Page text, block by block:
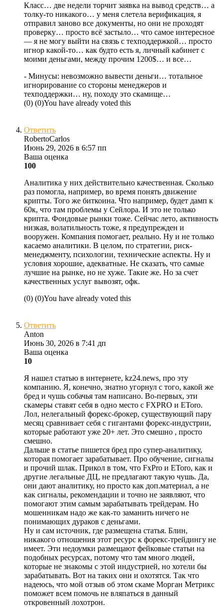
Класс… две недели торчит заявка на вывод средств… а
толку-то никакого… у меня слетела верификация, я
отправил заново все документы, но они не проходят
проверку… просто всё застыло… что самое интересное
— я не могу выйти на связь с техподдержкой… просто
игнор какой-то… как будто есть я, личный кабинет с
моими деньгами, между прочим 1200$… и все…
- Минусы: невозможно вывести деньги… тотальное
игнорирование со стороны менеджеров и
техподдержки… ну, походу это скамище…
(0) (0)You have already voted this
Ответить
RobertoCarlos
Июнь 29, 2026 в 6:57 пп
Ваша оценка
100
Аналитика у них действительно качественная. Сколько
раз помогла, например, во время понять движение
крипты. Того же биткоина. Что например, будет дамп к
60к, что там проблемы у Сейлора. И это не только
крипта. Фондовые рынки тоже. Сейчас лето, активность
низкая, волатильность тоже, я предупрежден и
вооружен. Компания помогает, реально. Ну и не только
касаемо аналитики. В целом, по стратегии, риск-
менеджменту, психологии, технические аспекты. Ну и
условия хорошие, адекватные. Не сказать, что самые
лучшие на рынке, но не хуже. Такие же. Но за счет
качественных услуг вывозят, офк.
(0) (0)You have already voted this
Ответить
Anton
Июнь 30, 2026 в 7:41 дп
Ваша оценка
10
Я нашел статью в интернете, kz24.news, про эту
компанию. Я, конечно, знатно угорнул с того, какой же
бред и чушь собачья там написано. Во-первых, эти
скамеры ставят себя в одно место с FXPRO и EToro.
Лол, нелегальный форекс-брокер, существующий пару
месяц сравнивает себя с гигантами форекс-индустрии,
которые работают уже 20+ лет. Это смешно , просто
смешно.
Дальше в статье пишется бред про супер-аналитику,
которая помогает зарабатывает. Про обучение, сигналы
и прочий шлак. Прикол в том, что FxPro и EToro, как и
другие легальные ДЦ, не предлагают такую чушь. Да,
они дают аналитику, но просто как доп.материал, а не
как сигналы, рекомендации и точно не заявляют, что
помогают этим самым зарабатывать трейдерам. Но
мошенникам надо же как-то заманить ничего не
понимающих дураков с деньгами.
Ну и сам источник, где размещена статья. Блин,
никакого отношения этот ресурс к форекс-трейдингу не
имеет. Эти недоумки размещают фейковые статьи на
подобных ресурсах, потому что там много людей,
которые не знакомы с этой индустрией, но хотели бы
зарабатывать. Вот на таких они и охотятся. Так что
надеюсь, что мой отзыв об этом скаме Морган Метрикс
поможет всем помочь не вляпаться в данный
откровенный лохотрон.